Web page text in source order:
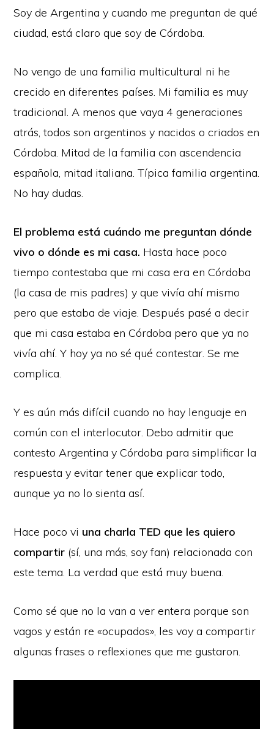
Soy de Argentina y cuando me preguntan de qué
ciudad, está claro que soy de Córdoba.
No vengo de una familia multicultural ni he
crecido en diferentes países. Mi familia es muy
tradicional. A menos que vaya 4 generaciones
atrás, todos son argentinos y nacidos o criados en
Córdoba. Mitad de la familia con ascendencia
española, mitad italiana. Típica familia argentina.
No hay dudas.
El problema está cuándo me preguntan dónde
vivo o dónde es mi casa. Hasta hace poco
tiempo contestaba que mi casa era en Córdoba
(la casa de mis padres) y que vivía ahí mismo
pero que estaba de viaje. Después pasé a decir
que mi casa estaba en Córdoba pero que ya no
vivía ahí. Y hoy ya no sé qué contestar. Se me
complica.
Y es aún más difícil cuando no hay lenguaje en
común con el interlocutor. Debo admitir que
contesto Argentina y Córdoba para simplificar la
respuesta y evitar tener que explicar todo,
aunque ya no lo sienta así.
Hace poco vi una charla TED que les quiero
compartir (sí, una más, soy fan) relacionada con
este tema. La verdad que está muy buena.
Como sé que no la van a ver entera porque son
vagos y están re «ocupados», les voy a compartir
algunas frases o reflexiones que me gustaron.